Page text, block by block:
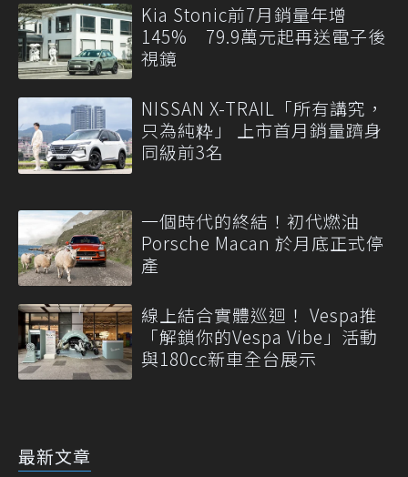
Kia Stonic前7月銷量年增
145% 79.9萬元起再送電子後
視鏡
NISSAN X-TRAIL「所有講究，
只為純粋」 上市首月銷量躋身
同級前3名
一個時代的終結！初代燃油
Porsche Macan 於月底正式停
產
線上結合實體巡迴！ Vespa推
「解鎖你的Vespa Vibe」活動
與180cc新車全台展示
最新文章